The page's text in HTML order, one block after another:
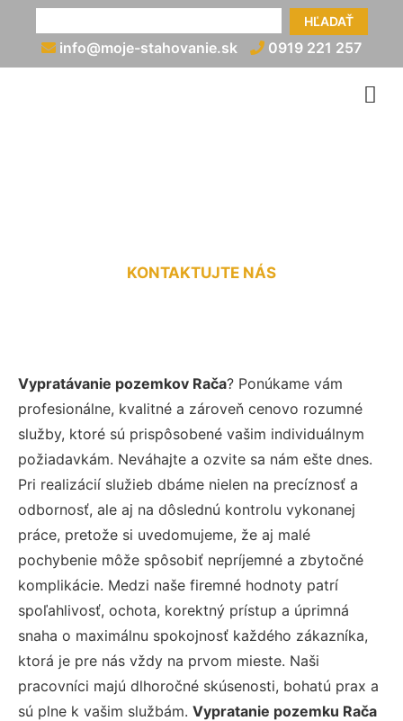
HĽADAŤ
info@moje-stahovanie.sk 0919 221 257
KONTAKTUJTE NÁS
Vypratávanie pozemkov Rača? Ponúkame vám
profesionálne, kvalitné a zároveň cenovo rozumné
služby, ktoré sú prispôsobené vašim individuálnym
požiadavkám. Neváhajte a ozvite sa nám ešte dnes.
Pri realizácií služieb dbáme nielen na precíznosť a
odbornosť, ale aj na dôslednú kontrolu vykonanej
práce, pretože si uvedomujeme, že aj malé
pochybenie môže spôsobiť nepríjemné a zbytočné
komplikácie. Medzi naše firemné hodnoty patrí
spoľahlivosť, ochota, korektný prístup a úprimná
snaha o maximálnu spokojnosť každého zákazníka,
ktorá je pre nás vždy na prvom mieste. Naši
pracovníci majú dlhoročné skúsenosti, bohatú prax a
sú plne k vašim službám. Vypratanie pozemku Rača